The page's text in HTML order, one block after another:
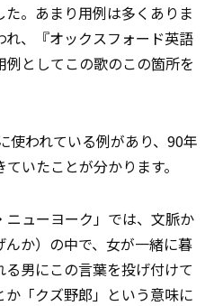
。あまり用例は多くありま
、『オックスフォード英語
としてこの歌のこの箇所を
使われている例があり、90年
いたことが分かります。
ニューヨーク」では、文脈か
か）の中で、女が一緒に暮
男にこの言葉を投げ付けて
「クズ野郎」という意味に